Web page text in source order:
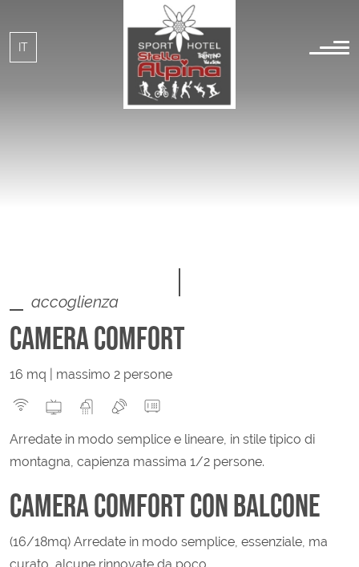
IT
accoglienza
CAMERA COMFORT
16 mq | massimo 2 persone
Arredate in modo semplice e lineare, in stile tipico di
montagna, capienza massima 1/2 persone.
CAMERA COMFORT CON BALCONE
(16/18mq) Arredate in modo semplice, essenziale, ma